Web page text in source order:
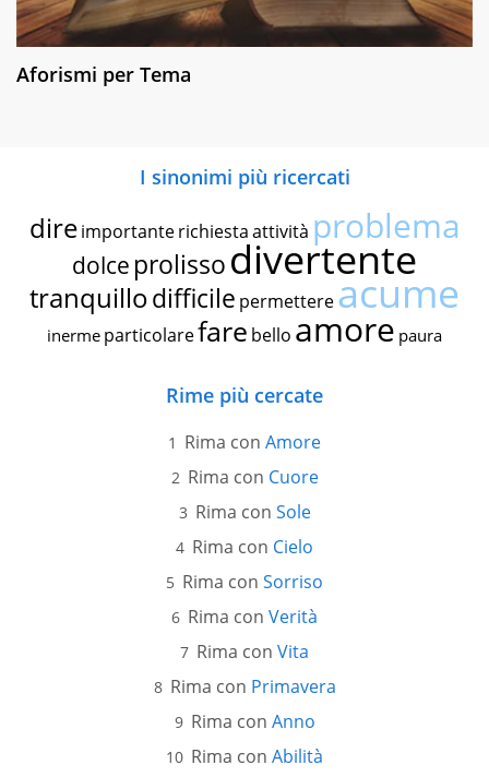
Aforismi per Tema
I sinonimi più ricercati
dire importante richiestaattività problema
dolce prolissodivertente
tranquillodifficile permettereacume
inerme particolarefare bello amore paura
Rime più cercate
Rima con Amore
Rima con Cuore
Rima con Sole
Rima con Cielo
Rima con Sorriso
Rima con Verità
Rima con Vita
Rima con Primavera
Rima con Anno
Rima con Abilità